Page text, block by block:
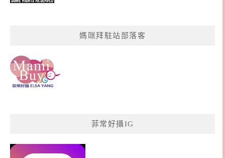
媽咪拜駐站部落客
菲常好攝IG